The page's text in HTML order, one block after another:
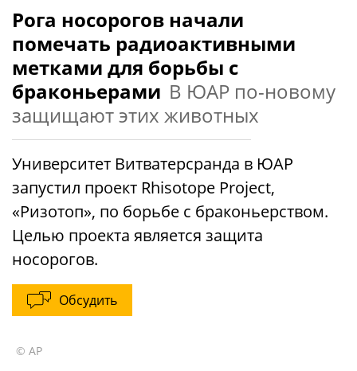
Рога носорогов начали
помечать радиоактивными
метками для борьбы с
браконьерами В ЮАР по-новому
защищают этих животных
Университет Витватерсранда в ЮАР
запустил проект Rhisotope Project,
«Ризотоп», по борьбе с браконьерством.
Целью проекта является защита
носорогов.
Обсудить
© AP